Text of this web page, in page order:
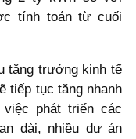
tính toán từ cuối
tăng trưởng kinh tế
tiếp tục tăng nhanh
phát triển các
dài, nhiều dự án